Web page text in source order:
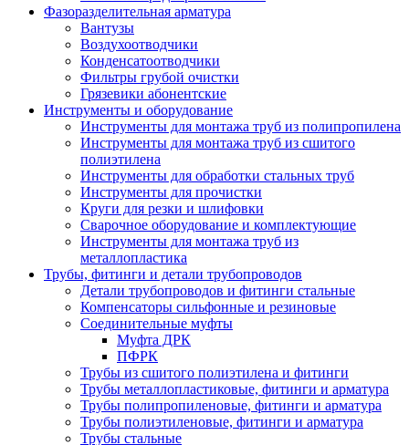
Фазоразделительная арматура
Вантузы
Воздухоотводчики
Конденсатоотводчики
Фильтры грубой очистки
Грязевики абонентские
Инструменты и оборудование
Инструменты для монтажа труб из полипропилена
Инструменты для монтажа труб из сшитого
полиэтилена
Инструменты для обработки стальных труб
Инструменты для прочистки
Круги для резки и шлифовки
Сварочное оборудование и комплектующие
Инструменты для монтажа труб из
металлопластика
Трубы, фитинги и детали трубопроводов
Детали трубопроводов и фитинги стальные
Компенсаторы сильфонные и резиновые
Соединительные муфты
Муфта ДРК
ПФРК
Трубы из сшитого полиэтилена и фитинги
Трубы металлопластиковые, фитинги и арматура
Трубы полипропиленовые, фитинги и арматура
Трубы полиэтиленовые, фитинги и арматура
Трубы стальные